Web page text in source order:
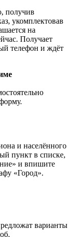
получив
укомплектовав
на
Получает
телефон и ждёт
и населённого
пункт в списке,
и впишите
«Город».
варианты